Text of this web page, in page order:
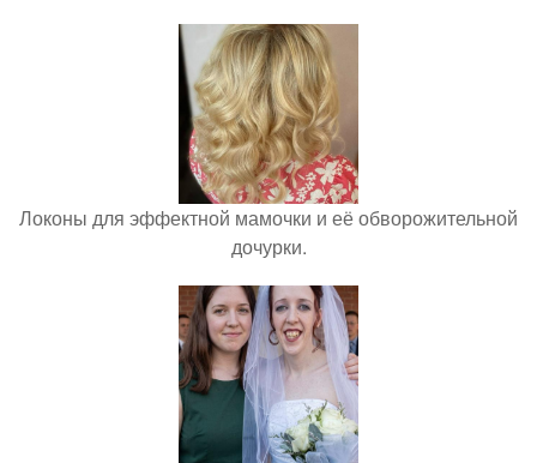
Локоны для эффектной мамочки и её обворожительной
дочурки.